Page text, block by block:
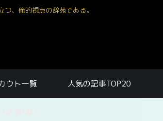
、俺的視点の辞苑である。
ウト一覧 人気の記事TOP20